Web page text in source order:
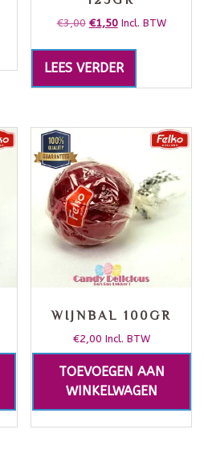
€3,00 €1,50 Incl. BTW
LEES VERDER
WIJNBAL 100GR
€2,00 Incl. BTW
TOEVOEGEN AAN
WINKELWAGEN